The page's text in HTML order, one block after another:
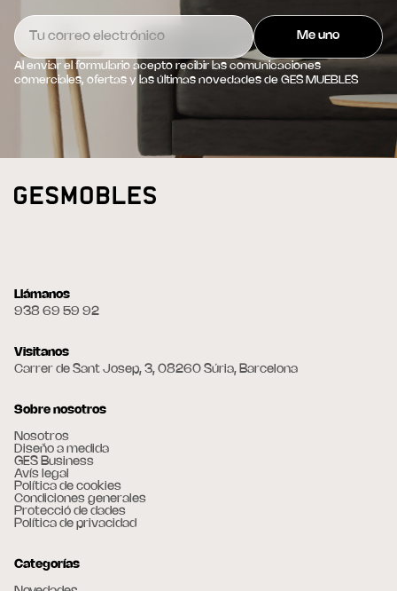
Al enviar el formulario acepto recibir las comunicaciones
comerciales, ofertas y las últimas novedades de GES MUEBLES
Llámanos
938 69 59 92
Visitanos
Carrer de Sant Josep, 3, 08260 Súria, Barcelona
Sobre nosotros
Nosotros
Diseño a medida
GES Business
Avís legal
Política de cookies
Condiciones generales
Protecció de dades
Política de privacidad
Categorías